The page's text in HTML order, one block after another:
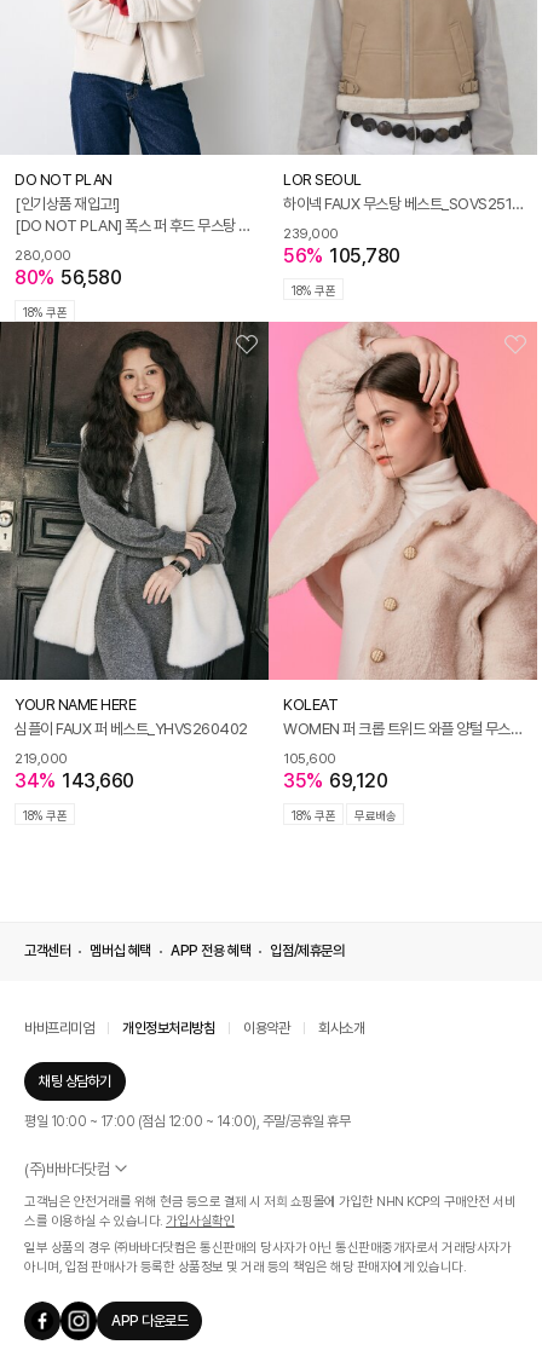
DO NOT PLAN
[인기상품 재입고!]
[DO NOT PLAN] 폭스 퍼 후드 무스탕 자켓_KSJK230806
280,000
80% 56,580
18% 쿠폰
LOR SEOUL
하이넥 FAUX 무스탕 베스트_SOVS251211
239,000
56% 105,780
18% 쿠폰
YOUR NAME HERE
심플이 FAUX 퍼 베스트_YHVS260402
219,000
34% 143,660
18% 쿠폰
KOLEAT
WOMEN 퍼 크롭 트위드 와플 양털 무스탕 자켓 [IVORY]
105,600
35% 69,120
18% 쿠폰 무료배송
고객센터 멤버십 혜택 APP 전용 혜택 입점/제휴문의
바바프리미엄 개인정보처리방침 이용약관 회사소개
채팅 상담하기
평일 10:00 ~ 17:00 (점심 12:00 ~ 14:00), 주말/공휴일 휴무
(주)바바더닷컴
서울특별시 서초구 신반포로 339, 논현빌딩 (대표이사 : 문인식)
사업자 등록번호 569-86-01308
통신판매업신고번호 제 2019 - 서울 서초 - 1268호
개인정보관리책임자 : 김효영
인증범위
온라인 쇼핑몰 서비스(바바더닷컴)
유효기간
2024.07.17 ~ 2027.07.16
고객님은 안전거래를 위해 현금 등으로 결제 시 저희 쇼핑몰에 가입한 NHN KCP의 구매안전 서비
스를 이용하실 수 있습니다. 가입사실확인
일부 상품의 경우 ㈜바바더닷컴은 통신판매의 당사자가 아닌 통신판매중개자로서 거래당사자가
아니며, 입점 판매사가 등록한 상품정보 및 거래 등의 책임은 해당 판매자에게 있습니다.
APP 다운로드